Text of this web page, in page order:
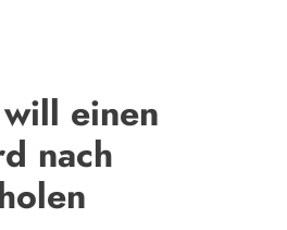
einen
nach